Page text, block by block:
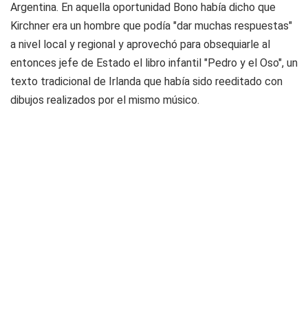
Argentina. En aquella oportunidad Bono había dicho que
Kirchner era un hombre que podía "dar muchas respuestas"
a nivel local y regional y aprovechó para obsequiarle al
entonces jefe de Estado el libro infantil "Pedro y el Oso", un
texto tradicional de Irlanda que había sido reeditado con
dibujos realizados por el mismo músico.